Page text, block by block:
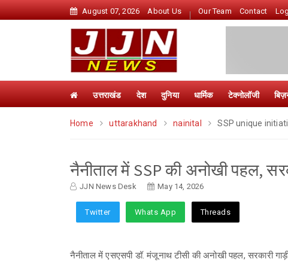
August 07, 2026 About Us Our Team Contact
उत्तराखंड देश दुनिया धार्मिक टेक्नोलॉजी
Home uttarakhand nainital SSP unique
नैनीताल में SSP की अनोखी पहल,
JJN News Desk May 14, 2026
Twitter Whats App Threads
नैनीताल में एसएसपी डॉ. मंजूनाथ टीसी की अनोखी पहल,